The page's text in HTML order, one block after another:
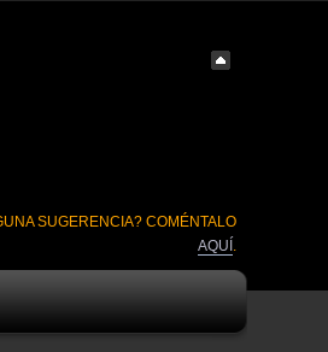
SUGERENCIA? COMÉNTALO
AQUÍ